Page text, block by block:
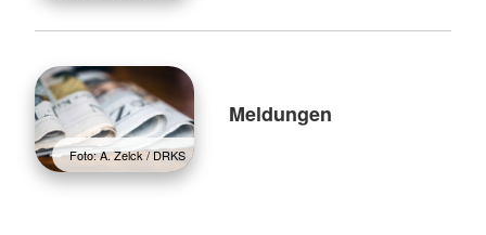
Foto: A. Zelck / DRKS
Meldungen